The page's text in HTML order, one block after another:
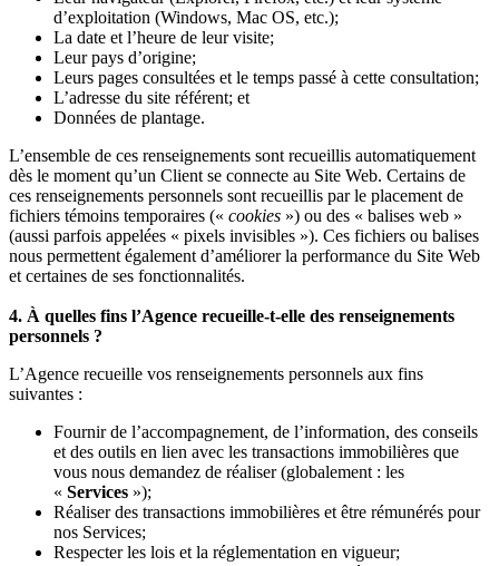
d’exploitation (Windows, Mac OS, etc.);
La date et l’heure de leur visite;
Leur pays d’origine;
Leurs pages consultées et le temps passé à cette consultation;
L’adresse du site référent; et
Données de plantage.
L’ensemble de ces renseignements sont recueillis automatiquement
dès le moment qu’un Client se connecte au Site Web. Certains de
ces renseignements personnels sont recueillis par le placement de
fichiers témoins temporaires (« cookies ») ou des « balises web »
(aussi parfois appelées « pixels invisibles »). Ces fichiers ou balises
nous permettent également d’améliorer la performance du Site Web
et certaines de ses fonctionnalités.
4. À quelles fins l’Agence recueille-t-elle des renseignements
personnels ?
L’Agence recueille vos renseignements personnels aux fins
suivantes :
Fournir de l’accompagnement, de l’information, des conseils
et des outils en lien avec les transactions immobilières que
vous nous demandez de réaliser (globalement : les
« Services »);
Réaliser des transactions immobilières et être rémunérés pour
nos Services;
Respecter les lois et la réglementation en vigueur;